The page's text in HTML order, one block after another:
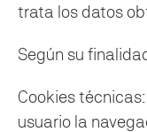
trata los datos
Según su
Cookies
usuario la